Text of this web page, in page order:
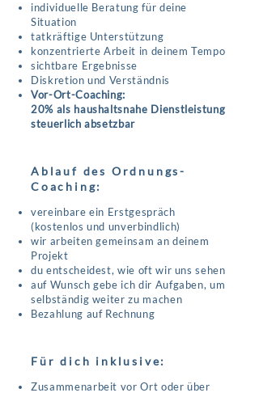
individuelle Beratung für deine
Situation
tatkräftige Unterstützung
konzentrierte Arbeit in deinem Tempo
sichtbare Ergebnisse
Diskretion und Verständnis
Vor-Ort-Coaching:
20% als haushaltsnahe Dienstleistung
steuerlich absetzbar
Ablauf des Ordnungs-
Coaching:
vereinbare ein Erstgespräch
(kostenlos und unverbindlich)
wir arbeiten gemeinsam an deinem
Projekt
du entscheidest, wie oft wir uns sehen
auf Wunsch gebe ich dir Aufgaben, um
selbständig weiter zu machen
Bezahlung auf Rechnung
Für dich inklusive:
Zusammenarbeit vor Ort oder über